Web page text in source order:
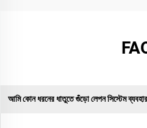
আমি কোন ধরনের ধাতুতে গুঁড়ো লেপন সিস্টেম